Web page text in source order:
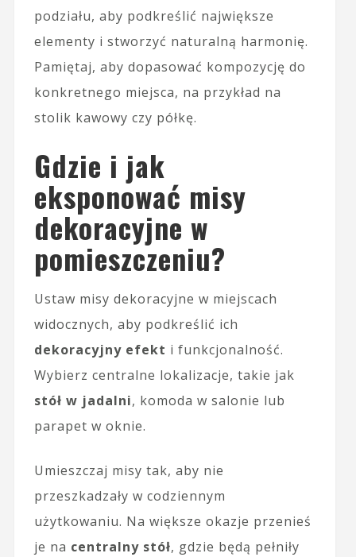
podziału, aby podkreślić największe
elementy i stworzyć naturalną harmonię.
Pamiętaj, aby dopasować kompozycję do
konkretnego miejsca, na przykład na
stolik kawowy czy półkę.
Gdzie i jak
eksponować misy
dekoracyjne w
pomieszczeniu?
Ustaw misy dekoracyjne w miejscach
widocznych, aby podkreślić ich
dekoracyjny efekt i funkcjonalność.
Wybierz centralne lokalizacje, takie jak
stół w jadalni, komoda w salonie lub
parapet w oknie.
Umieszczaj misy tak, aby nie
przeszkadzały w codziennym
użytkowaniu. Na większe okazje przenieś
je na centralny stół, gdzie będą pełniły